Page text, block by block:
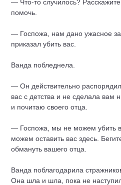
— Что-то случилось?
помочь.
— Госпожа, нам дано ужасное
приказал убить вас.
Ванда побледнела.
— Он действительно
вас с детства и не сделала вам
и почитаю своего отца.
— Госпожа, мы не можем убить
можем оставить вас здесь.
обмануть вашего отца.
Ванда поблагодарила
Она шла и шла, пока не